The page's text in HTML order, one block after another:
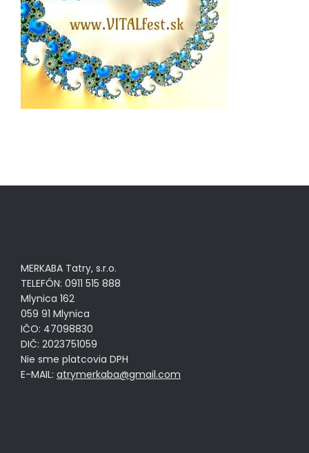
MERKABA Tatry, s.r.o.
TELEFÓN: 0911 515 888
Mlynica 162
059 91 Mlynica
IČO: 47098830
DIČ: 2023751059
Nie sme platcovia DPH
E-MAIL: atrymerkaba@gmail.com